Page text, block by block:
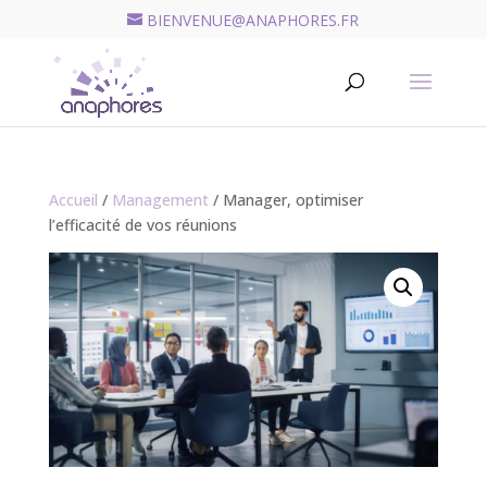
BIENVENUE@ANAPHORES.FR
Accueil / Management / Manager, optimiser
l’efficacité de vos réunions